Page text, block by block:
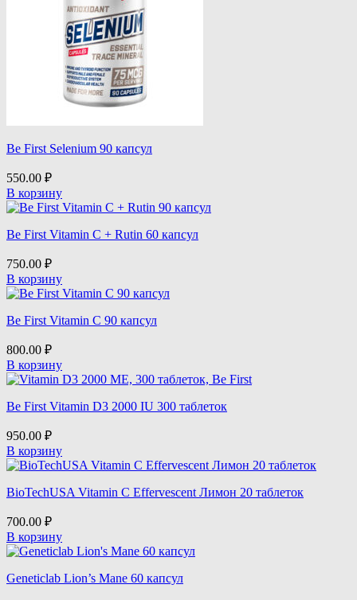
Be First Selenium 90 капсул
550.00 ₽
В корзину
Be First Vitamin C + Rutin 60 капсул
750.00 ₽
В корзину
Be First Vitamin C 90 капсул
800.00 ₽
В корзину
Be First Vitamin D3 2000 IU 300 таблеток
950.00 ₽
В корзину
BioTechUSA Vitamin C Effervescent Лимон 20 таблеток
700.00 ₽
В корзину
Geneticlab Lion’s Mane 60 капсул